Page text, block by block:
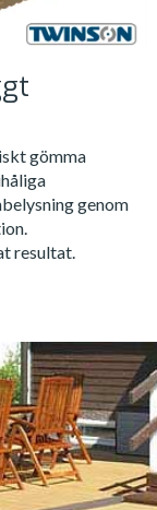
gömma
genom
resultat.